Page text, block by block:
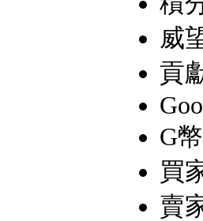
威
貢
G
買
賣